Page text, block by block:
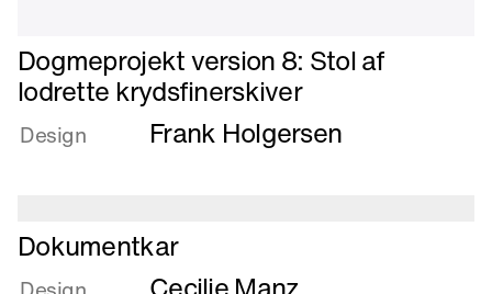
Læs
mere
om
Dogmeprojekt
version
af
lodrette
krydsfinerskiver
Dogmeprojekt version 8: Stol af
lodrette krydsfinerskiver
Design Frank Holgersen
Læs
mere
om
Dokumentkar